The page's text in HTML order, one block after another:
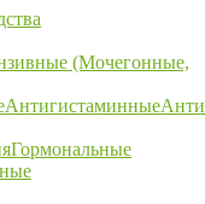
(Мочегонные,
Антигистаминные
Гормональные